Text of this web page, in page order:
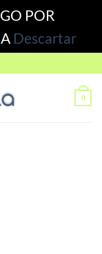
POR
Descartar
0